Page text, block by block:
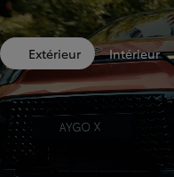
Extérieur Intérieur